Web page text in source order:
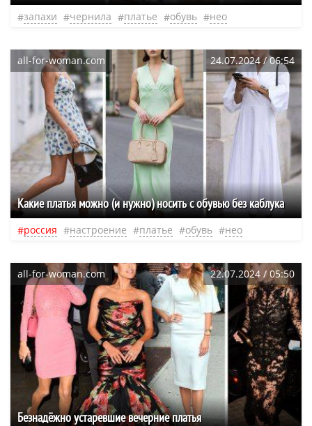
запахи чернила платье обувь нео
all-for-woman.com 24.07.2024 / 06:54
Какие платья можно (и нужно) носить с обувью без каблука
россия настроение платье обувь нео
all-for-woman.com 22.07.2024 / 05:50
Безнадёжно устаревшие вечерние платья